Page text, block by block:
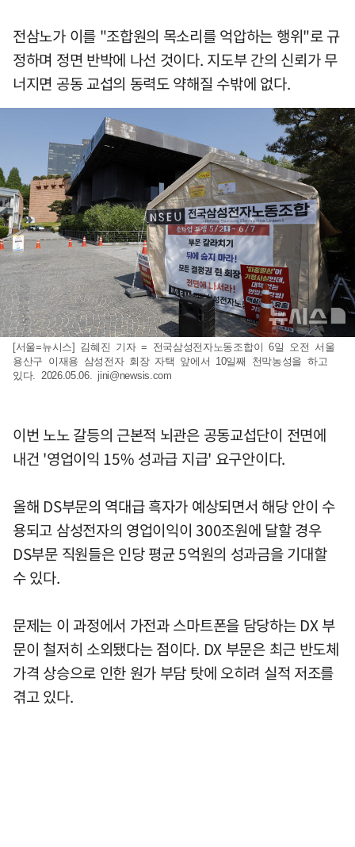
전삼노가 이를 "조합원의 목소리를 억압하는 행위"로 규
정하며 정면 반박에 나선 것이다. 지도부 간의 신뢰가 무
너지면 공동 교섭의 동력도 약해질 수밖에 없다.
[서울=뉴시스] 김혜진 기자 = 전국삼성전자노동조합이 6일 오전 서울
용산구 이재용 삼성전자 회장 자택 앞에서 10일째 천막농성을 하고
있다. 2026.05.06. jini@newsis.com
이번 노노 갈등의 근본적 뇌관은 공동교섭단이 전면에
내건 '영업이익 15% 성과급 지급' 요구안이다.
올해 DS부문의 역대급 흑자가 예상되면서 해당 안이 수
용되고 삼성전자의 영업이익이 300조원에 달할 경우
DS부문 직원들은 인당 평균 5억원의 성과금을 기대할
수 있다.
문제는 이 과정에서 가전과 스마트폰을 담당하는 DX 부
문이 철저히 소외됐다는 점이다. DX 부문은 최근 반도체
가격 상승으로 인한 원가 부담 탓에 오히려 실적 저조를
겪고 있다.